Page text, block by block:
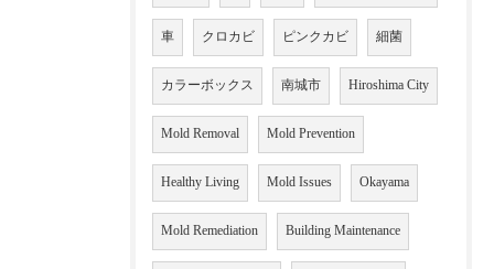
車 クロカビ ピンクカビ 細菌
カラーボックス 南城市 Hiroshima City
Mold Removal Mold Prevention
Healthy Living Mold Issues Okayama
Mold Remediation Building Maintenance